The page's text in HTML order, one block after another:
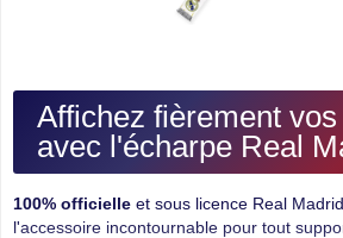
Affichez fièrement
avec l'écharpe Real
100% officielle et sous licence Real
l'accessoire incontournable pour tout